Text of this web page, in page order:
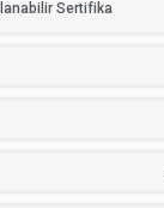
Sertifika